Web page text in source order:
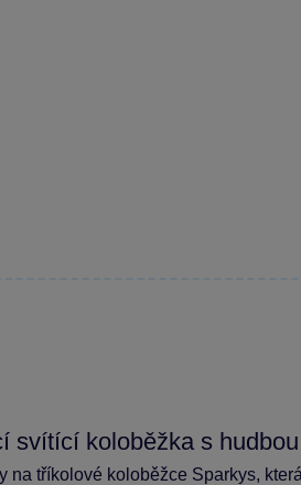
svítící koloběžka s
na tříkolové koloběžce Sparkys,